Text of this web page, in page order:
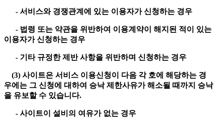
- 서비스와 경쟁관계에 있는 이용자가 신청하는 경우
- 법령 또는 약관을 위반하여 이용계약이 해지된 적이 있는
이용자가 신청하는 경우
- 기타 규정한 제반 사항을 위반하며 신청하는 경우
(3) 사이트은 서비스 이용신청이 다음 각 호에 해당하는 경
우에는 그 신청에 대하여 승낙 제한사유가 해소될 때까지 승낙
을 유보할 수 있습니다.
- 사이트이 설비의 여유가 없는 경우